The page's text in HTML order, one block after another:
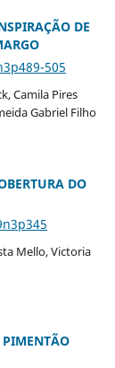
DE
505
Camila Pires
Gabriel Filho
DO
Mello, Victoria